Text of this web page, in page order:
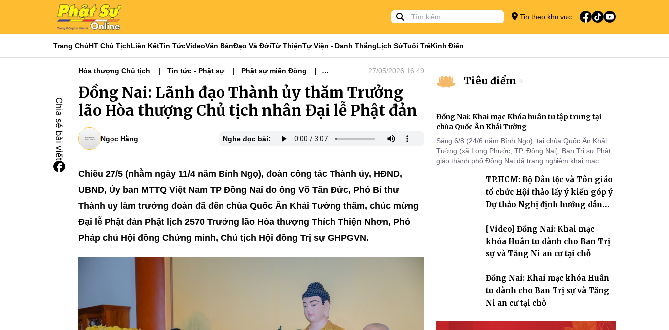
Tin theo khu vực
Trang ChủHT Chủ TịchLiên KếtTin TứcVideoVăn BảnĐạo Và ĐờiTừ ThiệnTự Viện - Danh ThắngLịch SửTuổi TrẻKinh Điển
Hòa thượng Chủ tịch Tin tức - Phật sự
Phật sự miền Đông
27/05/2026 16:49
Đồng Nai: Lãnh đạo Thành ủy thăm Trưởng
lão Hòa thượng Chủ tịch nhân Đại lễ Phật đản
Ngọc Hằng Nghe đọc bài:
Chiều 27/5 (nhằm ngày 11/4 năm Bính Ngọ), đoàn công tác Thành ủy, HĐND,
UBND, Ủy ban MTTQ Việt Nam TP Đồng Nai do ông Võ Tấn Đức, Phó Bí thư
Thành ủy làm trưởng đoàn đã đến chùa Quốc Ân Khải Tường thăm, chúc mừng
Đại lễ Phật đản Phật lịch 2570 Trưởng lão Hòa thượng Thích Thiện Nhơn, Phó
Pháp chủ Hội đồng Chứng minh, Chủ tịch Hội đồng Trị sự GHPGVN.
Tiêu điểm
Đồng Nai: Khai mạc Khóa huân tu tập trung tại
chùa Quốc Ân Khải Tường
Sáng 6/8 (24/6 năm Bính Ngọ), tại chùa Quốc Ân Khải
Tường (xã Long Phước, TP. Đồng Nai), Ban Trị sự Phật
giáo thành phố Đồng Nai đã trang nghiêm khai mạc
2570 dành cho chư Tăng hành giả an cư tại chỗ khu vực
VII, VIII và trường hạ chùa Quốc Ân Khải Tường.
TP.HCM: Bộ Dân tộc và Tôn giáo
tổ chức Hội thảo lấy ý kiến góp ý
Dự thảo Nghị định hướng dẫn
giáo
[Video] Đồng Nai: Khai mạc
khóa Huân tu dành cho Ban Trị
sự và Tăng Ni an cư tại chỗ
Đồng Nai: Khai mạc khóa Huân
tu dành cho Ban Trị sự và Tăng
Ni an cư tại chỗ